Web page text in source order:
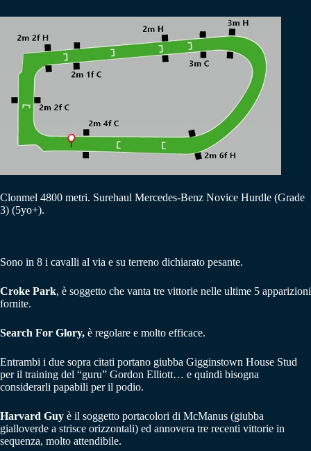
Clonmel 4800 metri. Surehaul Mercedes-Benz Novice Hurdle (Grade
3) (5yo+).
Sono in 8 i cavalli al via e su terreno dichiarato pesante.
Croke Park, è soggetto che vanta tre vittorie nelle ultime 5 apparizioni
fornite.
Search For Glory, è regolare e molto efficace.
Entrambi i due sopra citati portano giubba Gigginstown House Stud
per il training del “guru” Gordon Elliott… e quindi bisogna
considerarli papabili per il podio.
Harvard Guy è il soggetto portacolori di McManus (giubba
gialloverde a strisce orizzontali) ed annovera tre recenti vittorie in
sequenza, molto attendibile.